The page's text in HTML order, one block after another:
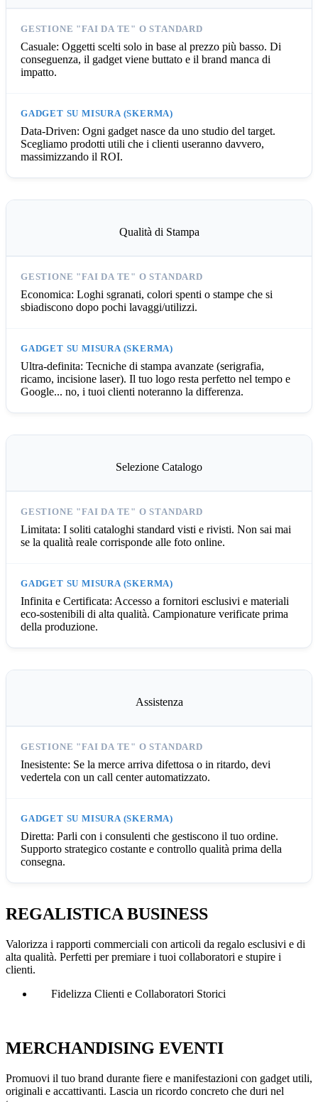
Casuale: Oggetti scelti solo in base al prezzo più basso. Di
conseguenza, il gadget viene buttato e il brand manca di
impatto.
Data-Driven: Ogni gadget nasce da uno studio del target.
Scegliamo prodotti utili che i clienti useranno davvero,
massimizzando il ROI.
Qualità di Stampa
Economica: Loghi sgranati, colori spenti o stampe che si
sbiadiscono dopo pochi lavaggi/utilizzi.
Ultra-definita: Tecniche di stampa avanzate (serigrafia,
ricamo, incisione laser). Il tuo logo resta perfetto nel tempo e
Google... no, i tuoi clienti noteranno la differenza.
Selezione Catalogo
Limitata: I soliti cataloghi standard visti e rivisti. Non sai mai
se la qualità reale corrisponde alle foto online.
Infinita e Certificata: Accesso a fornitori esclusivi e materiali
eco-sostenibili di alta qualità. Campionature verificate prima
della produzione.
Assistenza
Inesistente: Se la merce arriva difettosa o in ritardo, devi
vedertela con un call center automatizzato.
Diretta: Parli con i consulenti che gestiscono il tuo ordine.
Supporto strategico costante e controllo qualità prima della
consegna.
REGALISTICA BUSINESS
Valorizza i rapporti commerciali con articoli da regalo esclusivi e di
alta qualità. Perfetti per premiare i tuoi collaboratori e stupire i
clienti.
Fidelizza Clienti e Collaboratori Storici
MERCHANDISING EVENTI
Promuovi il tuo brand durante fiere e manifestazioni con gadget utili,
originali e accattivanti. Lascia un ricordo concreto che duri nel